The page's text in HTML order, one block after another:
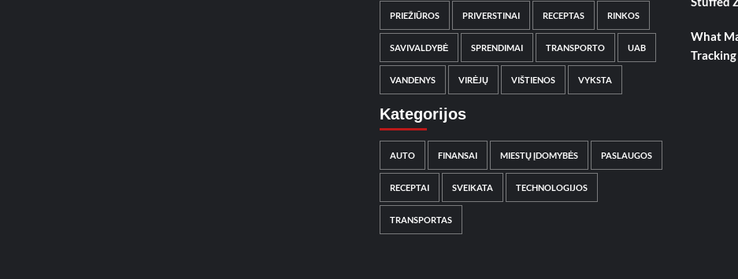
PRIEŽIŪROS PRIVERSTINAI RECEPTAS RINKOS
SAVIVALDYBĖ SPRENDIMAI TRANSPORTO UAB
VANDENYS VIRĖJŲ VIŠTIENOS VYKSTA
Kategorijos
AUTO FINANSAI MIESTŲ ĮDOMYBĖS PASLAUGOS
RECEPTAI SVEIKATA TECHNOLOGIJOS
TRANSPORTAS
What